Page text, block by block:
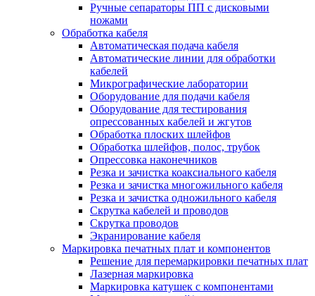
Ручные сепараторы ПП с дисковыми
ножами
Обработка кабеля
Автоматическая подача кабеля
Автоматические линии для обработки
кабелей
Микрографические лаборатории
Оборудование для подачи кабеля
Оборудование для тестирования
опрессованных кабелей и жгутов
Обработка плоских шлейфов
Обработка шлейфов, полос, трубок
Опрессовка наконечников
Резка и зачистка коаксиального кабеля
Резка и зачистка многожильного кабеля
Резка и зачистка одножильного кабеля
Скрутка кабелей и проводов
Скрутка проводов
Экранирование кабеля
Маркировка печатных плат и компонентов
Решение для перемаркировки печатных плат
Лазерная маркировка
Маркировка катушек с компонентами